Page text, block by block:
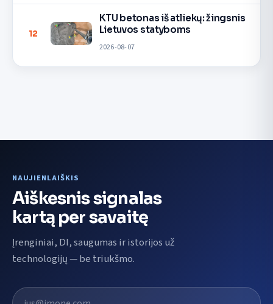
12
KTU betonas iš atliekų: žingsnis
Lietuvos statyboms
2026-08-07
NAUJIENLAIŠKIS
Aiškesnis signalas
kartą per savaitę
Įrenginiai, DI, saugumas ir istorijos už
technologijų — be triukšmo.
El. pašto adresas